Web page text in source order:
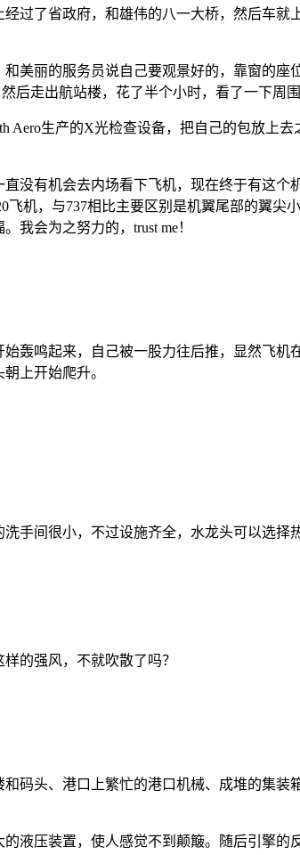
过了省政府，和雄伟的八一大桥，然后车就
美丽的服务员说自己要观景好的，靠窗的座
后走出航站楼，花了半个小时，看了一下周围
生产的X光检查设备，把自己的包放上
没有机会去内场看下飞机，现在终于有这个
机，与737相比主要区别是机翼尾部的翼尖
我会为之努力的，trust me！
轰鸣起来，自己被一股力往后推，显然飞机
上开始爬升。
手间很小，不过设施齐全，水龙头可以选择
的强风，不就吹散了吗？
码头、港口上繁忙的港口机械、成堆的集装
液压装置，使人感觉不到颠簸。随后引擎的